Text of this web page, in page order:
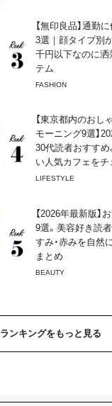
【無印良品】通勤
3選｜顔タイプ別
千円以下なのに洒
テム
FASHION
【東京都内のおし
モーニング9選】
30代読者おすす
い人気カフェをチ
LIFESTYLE
【2026年最新版】
9選。美容好き読者
すみ・赤みを自然
まとめ
BEAUTY
ランキングをもっと見る